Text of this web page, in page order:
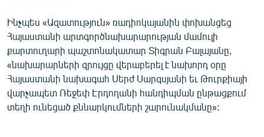
ՄԵԿՆԱԲԱՆՈՒԹՅՈՒՆ
ՏՏ ԵՒ ԻՆՏԵՐՆԵՏ
ԿՈՐՈՆԱՎԻՐՈՒՍ
ԱՐԽԻՎ
ՏԵՍԱՆՅՈՒԹԵՐ
Ինչպես «Ազատություն» ռադիոկայանին փոխանցեց
Հայաստանի արտգործնախարարության մամուլի
քարտուղարի պաշտոնակատար Տիգրան Բալայանը,
«նախարարների զրույցը վերաբերել է նախորդ օրը
Հայաստանի նախագահ Սերժ Սարգսյանի եւ Թուրքիայի
վարչապետ Ռեջեփ Էրդողանի հանդիպման ընթացքում
տեղի ունեցած քննարկումների շարունակմանը»: